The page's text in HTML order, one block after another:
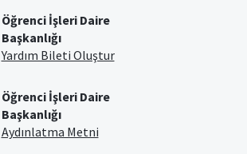
Öğrenci İşleri Daire
Başkanlığı
Yardım Bileti Oluştur
Öğrenci İşleri Daire
Başkanlığı
Aydınlatma Metni